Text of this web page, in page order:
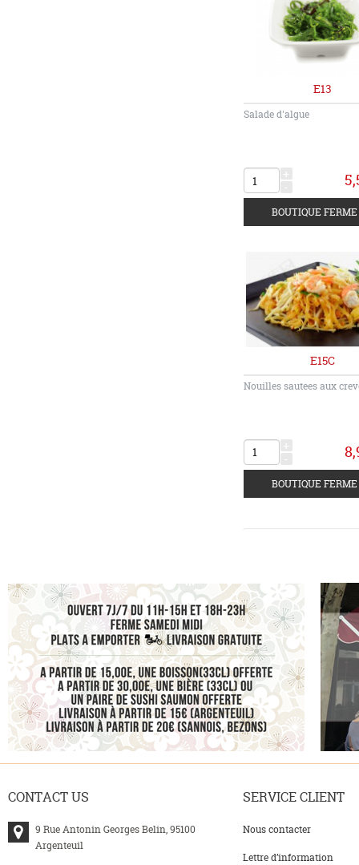
E13
Salade d'algue
E15C
Nouilles sautees aux
CONTACTUS
9 Rue Antonin Georges Belin, 95100
Argenteuil
SERVICECLIENT
Nous contacter
Lettre d’information